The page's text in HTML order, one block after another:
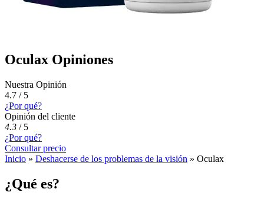
Oculax Opiniones
Nuestra Opinión
4.7 / 5
¿Por qué?
Opinión del cliente
4.3 / 5
¿Por qué?
Consultar precio
Inicio » Deshacerse de los problemas de la visión » Oculax
¿Qué es?